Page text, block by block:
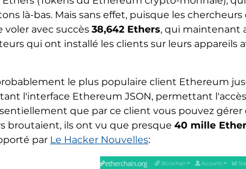
là-bas. Mais sans effet, puisque les
voler avec succès 38,642 Ethers, qui maintenant
qui ont installé les clients sur leurs appareils
le plus populaire client Ethereum
l'interface Ethereum JSON, permettant
que par ce client vous pouvez
broutaient, ils ont vu que presque 40 mille
par Le Hacker Nouvelles: